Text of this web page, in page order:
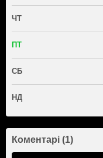
ЧТ
ПТ
СБ
НД
Коментарі (1)